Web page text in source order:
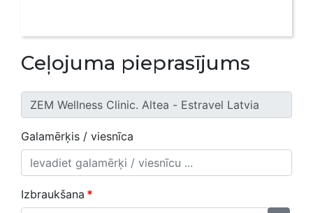
Ceļojuma pieprasījums
Galamērķis / viesnīca
Izbraukšana *